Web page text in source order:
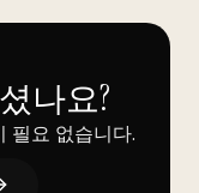
나요?
필요 없습니다.